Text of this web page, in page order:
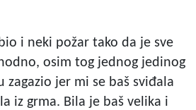
i neki požar tako da je sve
osim tog jednog jedinog
zagazio jer mi se baš sviđala
iz grma. Bila je baš velika i